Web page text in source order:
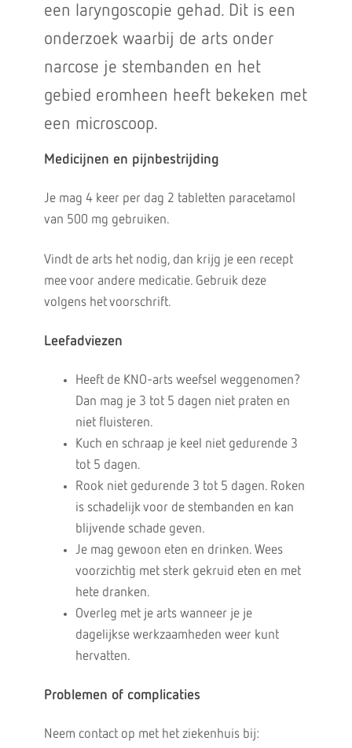
een laryngoscopie gehad. Dit is een
onderzoek waarbij de arts onder
narcose je stembanden en het
gebied eromheen heeft bekeken met
een microscoop.
Medicijnen en pijnbestrijding
Je mag 4 keer per dag 2 tabletten paracetamol
van 500 mg gebruiken.
Vindt de arts het nodig, dan krijg je een recept
mee voor andere medicatie. Gebruik deze
volgens het voorschrift.
Leefadviezen
Heeft de KNO-arts weefsel weggenomen?
Dan mag je 3 tot 5 dagen niet praten en
niet fluisteren.
Kuch en schraap je keel niet gedurende 3
tot 5 dagen.
Rook niet gedurende 3 tot 5 dagen. Roken
is schadelijk voor de stembanden en kan
blijvende schade geven.
Je mag gewoon eten en drinken. Wees
voorzichtig met sterk gekruid eten en met
hete dranken.
Overleg met je arts wanneer je je
dagelijkse werkzaamheden weer kunt
hervatten.
Problemen of complicaties
Neem contact op met het ziekenhuis bij: